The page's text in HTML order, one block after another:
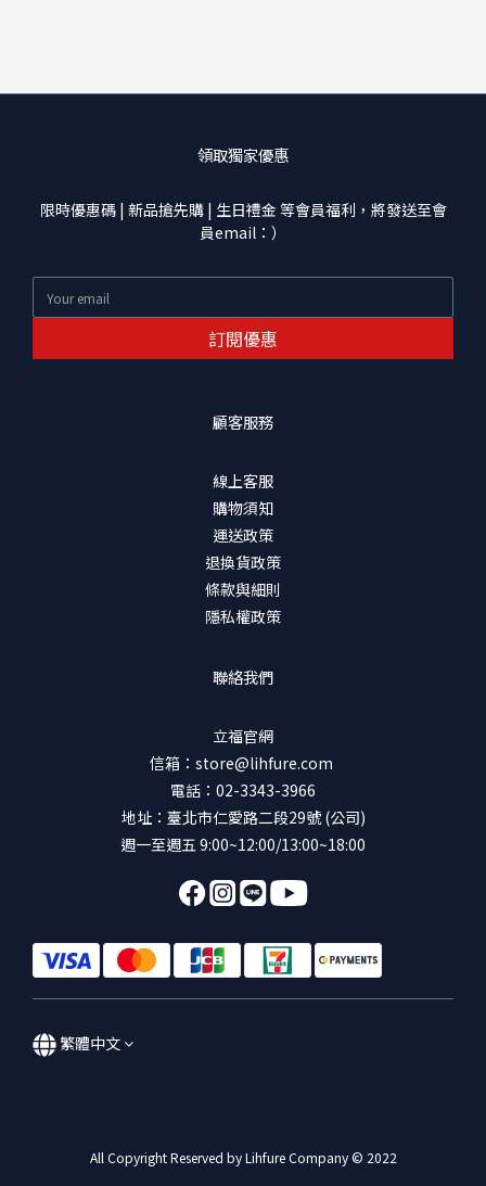
領取獨家優惠
限時優惠碼 | 新品搶先購 | 生日禮金 等會員福利，將發送至會
員email：）
訂閱優惠
顧客服務
線上客服
購物須知
運送政策
退換貨政策
條款與細則
隱私權政策
聯絡我們
立福官網
信箱：store@lihfure.com
電話：02-3343-3966
地址：臺北市仁愛路二段29號 (公司)
週一至週五 9:00~12:00/13:00~18:00
繁體中文
All Copyright Reserved by Lihfure Company © 2022